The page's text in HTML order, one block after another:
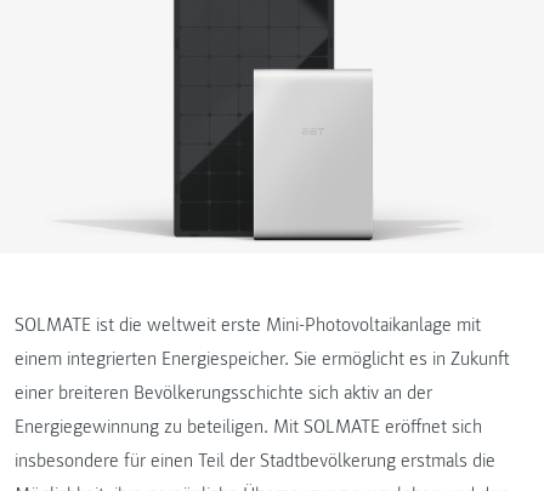
SOLMATE ist die weltweit erste Mini-Photovoltaikanlage mit
einem integrierten Energiespeicher. Sie ermöglicht es in Zukunft
einer breiteren Bevölkerungsschichte sich aktiv an der
Energiegewinnung zu beteiligen. Mit SOLMATE eröffnet sich
insbesondere für einen Teil der Stadtbevölkerung erstmals die